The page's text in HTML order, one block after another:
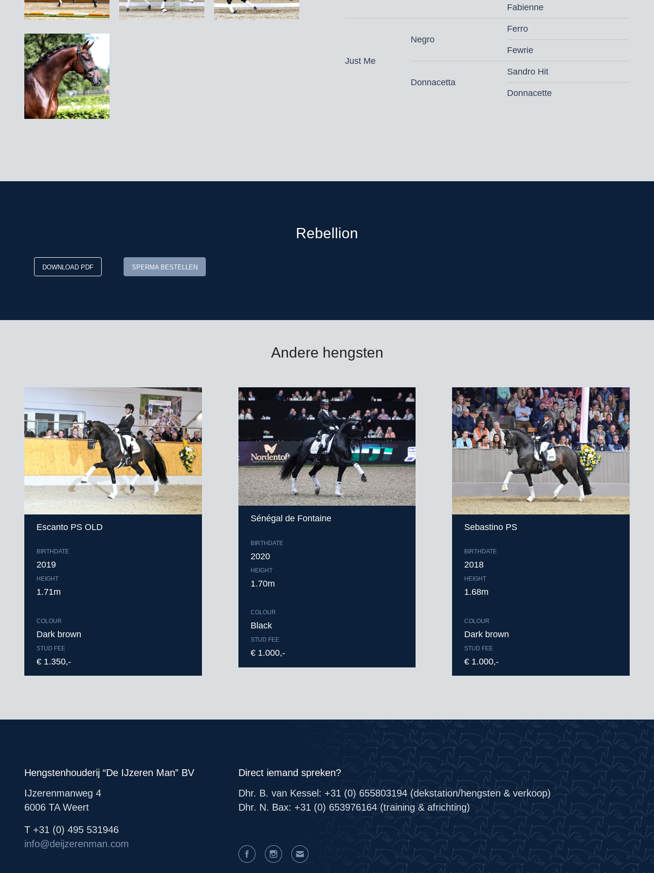
hengst Sandrohall en halfzus van de internationale Grand Prix-
in de derde generatie gaat de moederlijn van Rebellion terug op een
prestatierijke sportstam, die eveneens vele goedgekeurde hengsten
bracht, waaronder de KWPN-hengst Zidane, Ronald, Capriool,
Rebellion: elegantie pur sang!
Fabienne
Just Me
Negro
Ferro
Fewrie
Donnacetta
Sandro Hit
Donnacette
Rebellion
DOWNLOAD PDF SPERMA BESTELLEN
Andere hengsten
Escanto PS OLD
BIRTHDATE
2019
HEIGHT
1.71m
COLOUR
Dark brown
STUD FEE
€ 1.350,-
Sénégal de Fontaine
BIRTHDATE
2020
HEIGHT
1.70m
COLOUR
Black
STUD FEE
€ 1.000,-
Sebastino PS
BIRTHDATE
2018
HEIGHT
1.68m
COLOUR
Dark brown
STUD FEE
€ 1.000,-
Hengstenhouderij “De IJzeren Man” BV
IJzerenmanweg 4
6006 TA Weert
T +31 (0) 495 531946
info@deijzerenman.com
Direct iemand spreken?
Dhr. B. van Kessel: +31 (0) 655803194 (dekstation/hengsten & verkoop)
Dhr. N. Bax: +31 (0) 653976164 (training & africhting)